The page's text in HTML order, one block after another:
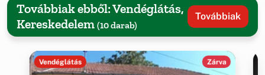
Továbbiak ebből: Vendéglátás,
Kereskedelem (10 darab)
Továbbiak
Vendéglátás Zárva